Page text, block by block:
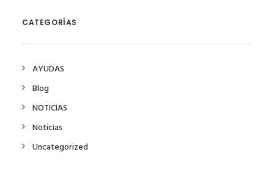
CATEGORÍAS
AYUDAS
Blog
NOTICIAS
Noticias
Uncategorized